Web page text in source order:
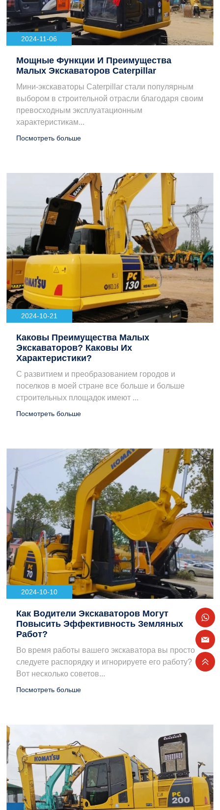
2024-11-06
Мощные Функции И Преимущества
Малых Экскаваторов Caterpillar
Мини-экскаваторы Caterpillar стали популярным
выбором в строительной отрасли благодаря своим
превосходным эксплуатационным
характеристикам...
Посмотреть больше
2024-10-21
Каковы Преимущества Малых
Экскаваторов? Каковы Их
Характеристики?
С развитием и преобразованием городов и
поселков в моей стране все больше и больше
строительных площадок имеют ...
Посмотреть больше
2024-10-10
Как Водители Экскаваторов Могут
Повысить Эффективность Земляных
Работ?
Во время работы вашего экскаватора вы просто
следуете распорядку и игнорируете его работу?
Вот несколько советов...
Посмотреть больше